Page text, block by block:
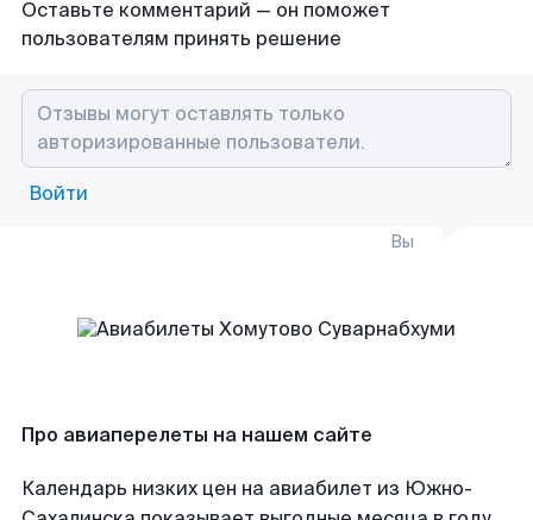
Оставьте комментарий — он поможет
пользователям принять решение
Войти
Вы
Про авиаперелеты на нашем сайте
Календарь низких цен на авиабилет из Южно-